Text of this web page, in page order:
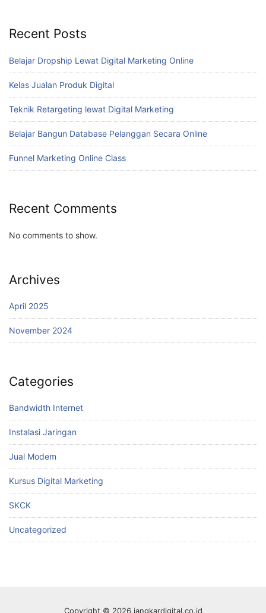
Recent Posts
Belajar Dropship Lewat Digital Marketing Online
Kelas Jualan Produk Digital
Teknik Retargeting lewat Digital Marketing
Belajar Bangun Database Pelanggan Secara Online
Funnel Marketing Online Class
Recent Comments
No comments to show.
Archives
April 2025
November 2024
Categories
Bandwidth Internet
Instalasi Jaringan
Jual Modem
Kursus Digital Marketing
SKCK
Uncategorized
Copyright © 2026 jangkardigital.co.id